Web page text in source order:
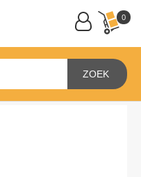
0
ZOEK